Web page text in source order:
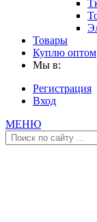
Товары
Куплю оптом
Мы в:
Регистрация
Вход
МЕНЮ